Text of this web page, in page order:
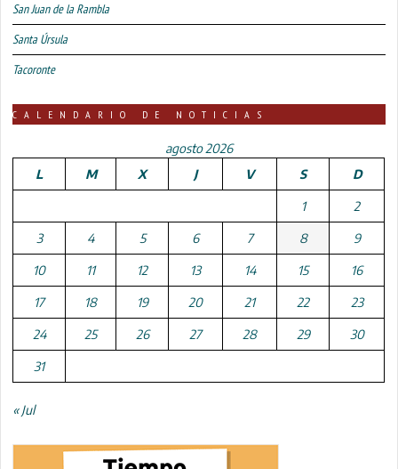
San Juan de la Rambla
Santa Úrsula
Tacoronte
CALENDARIO DE NOTICIAS
agosto 2026
L
M X J V S D
1 2
3 4 5 6 7 8 9
10 11 12 13 14 15 16
17 18 19 20 21 22 23
24 25 26 27 28 29 30
31
« Jul